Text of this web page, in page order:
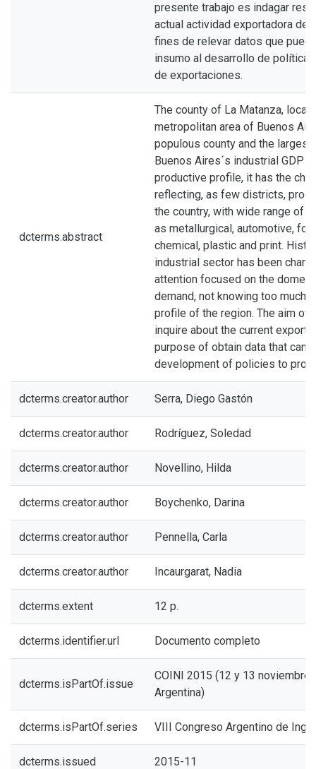
presente trabajo es indagar
actual actividad exportadora del
fines de relevar datos que
insumo al desarrollo de
de exportaciones.
dcterms.abstract
The county of La Matanza,
metropolitan area of Buenos
populous county and the largest
Buenos Aires´s industrial GDP
productive profile, it has the
reflecting, as few districts,
the country, with wide range of
as metallurgical, automotive,
chemical, plastic and print.
industrial sector has been
attention focused on the
demand, not knowing too much
profile of the region. The aim of
inquire about the current export
purpose of obtain data that can
development of policies to
dcterms.creator.author Serra, Diego Gastón
dcterms.creator.author Rodríguez, Soledad
dcterms.creator.author Novellino, Hilda
dcterms.creator.author Boychenko, Darina
dcterms.creator.author Pennella, Carla
dcterms.creator.author Incaurgarat, Nadia
dcterms.extent 12 p.
dcterms.identifier.url Documento completo
dcterms.isPartOf.issue
COINI 2015 (12 y 13 noviembre,
Argentina)
dcterms.isPartOf.series VIII Congreso Argentino de
dcterms.issued 2015-11